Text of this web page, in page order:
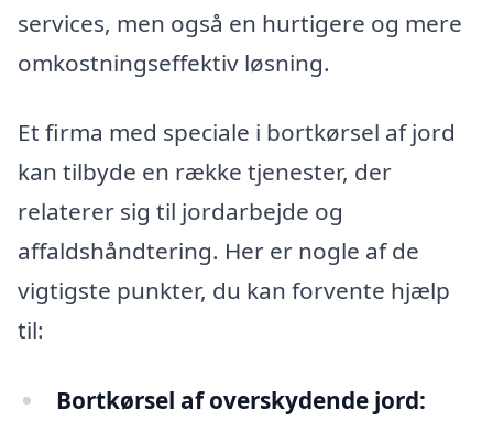
services, men også en hurtigere og mere
omkostningseffektiv løsning.
Et firma med speciale i bortkørsel af jord
kan tilbyde en række tjenester, der
relaterer sig til jordarbejde og
affaldshåndtering. Her er nogle af de
vigtigste punkter, du kan forvente hjælp
til:
Bortkørsel af overskydende jord: